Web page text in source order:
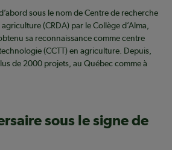
sous le nom de Centre de recherche
(CRDA) par le Collège d’Alma,
sa reconnaissance comme centre
(CCTT) en agriculture. Depuis,
de 2000 projets, au Québec comme à
sous le signe de